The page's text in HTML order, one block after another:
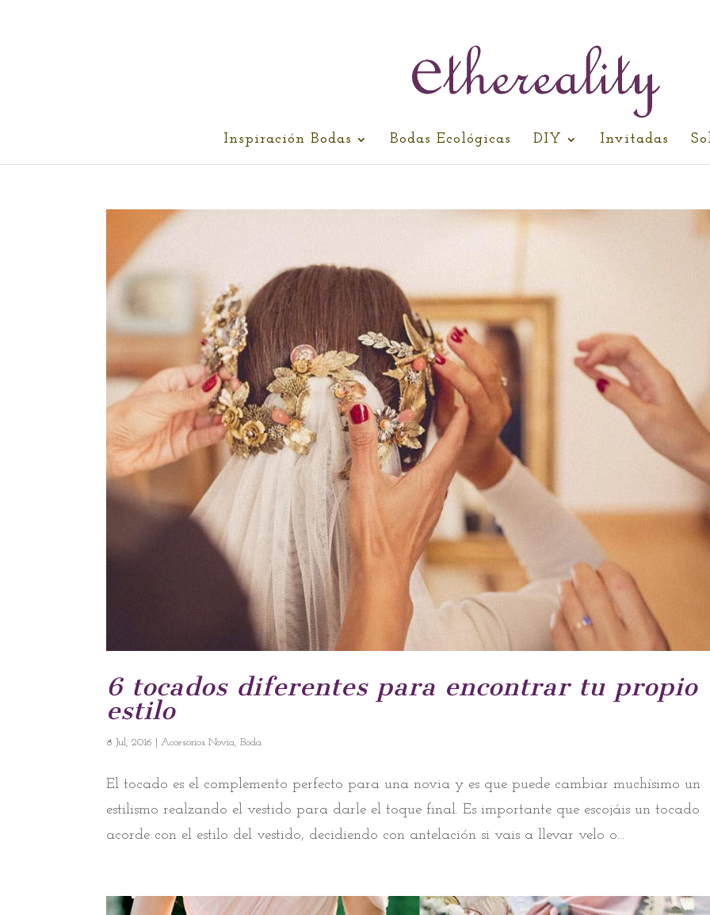
Inspiración Bodas Bodas Ecológicas DIY Invitadas
6 tocados diferentes para encontrar tu propio
estilo
8 Jul, 2016 |Accesorios Novia,Boda
El tocado es el complemento perfecto para una novia y es que puede cambiar muchísimo un
estilismo realzando el vestido para darle el toque final. Es importante que escojáis un tocado
acorde con el estilo del vestido, decidiendo con antelación si vais a llevar velo o...